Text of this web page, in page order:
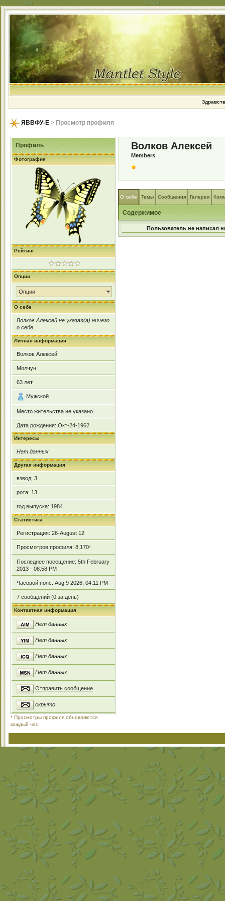
ЯВВФУ-Е > Просмотр профиля
Профиль
Фотография
Рейтинг
Опции
Опции
О себе
Волков Алексей не указал(а) ничего
о себе.
Личная информация
Волков Алексей
Молчун
63 лет
Мужской
Место жительства не указано
Дата рождения: Окт-24-1962
Интересы
Нет данных
Другая информация
взвод: 3
рота: 13
год выпуска: 1984
Статистика
Регистрация: 26-August 12
Просмотров профиля: 8,170*
Последнее посещение: 5th February
2013 - 08:58 PM
Часовой пояс: Aug 9 2026, 04:11 PM
7 сообщений (0 за день)
Контактная информация
Нет данных
Нет данных
Нет данных
Нет данных
Отправить сообщение
скрыто
* Просмотры профиля обновляются
каждый час
Волков Алексей
Members
О себе Темы Сообщения Галерея
Содержимое
Пользователь не написал